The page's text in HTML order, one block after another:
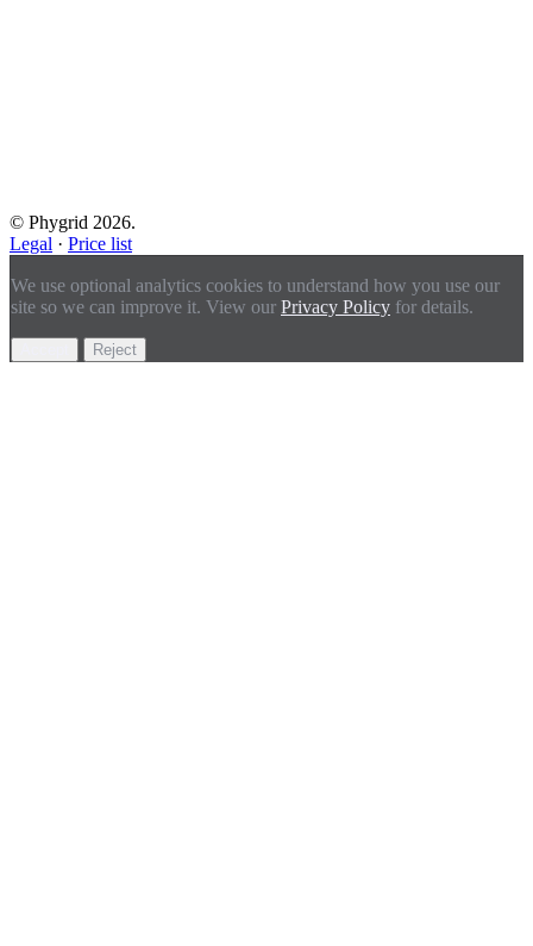
© Phygrid 2026.
Legal · Price list
We use optional analytics cookies to understand how you use our
site so we can improve it. View our Privacy Policy for details.
Reject